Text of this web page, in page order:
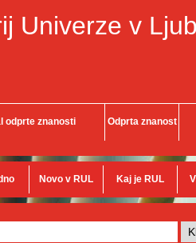
Univerze v
odprte znanosti Odprta znanost
Novo v RUL Kaj je RUL